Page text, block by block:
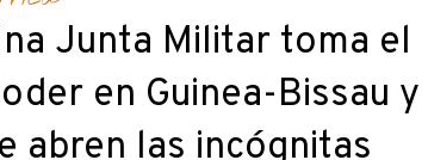
Junta Militar toma el
en Guinea-Bissau y
abren las incógnitas